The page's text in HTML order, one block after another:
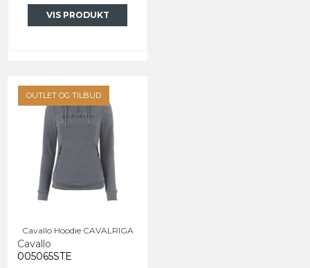
VIS PRODUKT
OUTLET OG TILBUD
Cavallo Hoodie CAVALRIGA
Cavallo
005065STE